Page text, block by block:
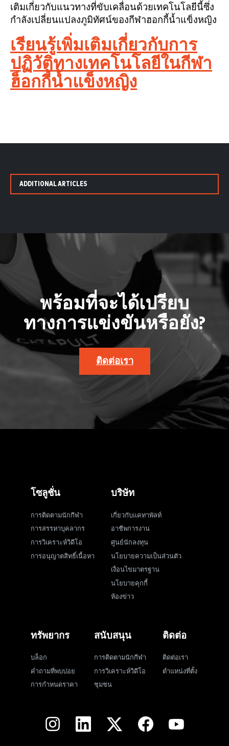
เติมเกี่ยวกับแนวทางที่ขับเคลื่อนด้วยเทคโนโลยีนี้ซึ่ง
กำลังเปลี่ยนแปลงภูมิทัศน์ของกีฬาฮอกกี้น้ำแข็งหญิง
เรียนรู้เพิ่มเติมเกี่ยวกับการ
ปฏิวัติทางเทคโนโลยีในกีฬา
ฮ็อกกี้น้ำแข็งหญิง
ADDITIONAL ARTICLES
พร้อมที่จะได้เปรียบ
ทางการแข่งขันหรือยัง?
ติดต่อเรา
โซลูชั่น
การติดตามนักกีฬา
การสรรหาบุคลากร
การวิเคราะห์วิดีโอ
การอนุญาตสิทธิ์เนื้อหา
บริษัท
เกี่ยวกับแคทาพัลท์
อาชีพการงาน
ศูนย์นักลงทุน
นโยบายความเป็นส่วนตัว
เงื่อนไขมาตรฐาน
นโยบายคุกกี้
ห้องข่าว
ทรัพยากร
บล็อก
คำถามที่พบบ่อย
การกำหนดราคา
สนับสนุน
การติดตามนักกีฬา
การวิเคราะห์วิดีโอ
ชุมชน
ติดต่อ
ติดต่อเรา
ตำแหน่งที่ตั้ง